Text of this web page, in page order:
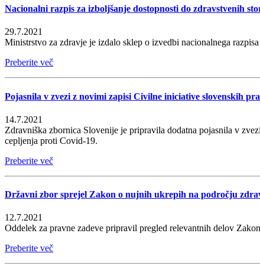
Nacionalni razpis za izboljšanje dostopnosti do zdravstvenih
29.7.2021
Ministrstvo za zdravje je izdalo sklep o izvedbi nacionalnega
Preberite več
Pojasnila v zvezi z novimi zapisi Civilne iniciative slovenskih
14.7.2021
Zdravniška zbornica Slovenije je pripravila dodatna pojasnila v
cepljenja proti Covid-19.
Preberite več
Državni zbor sprejel Zakon o nujnih ukrepih na področju
12.7.2021
Oddelek za pravne zadeve pripravil pregled relevantnih delov
Preberite več